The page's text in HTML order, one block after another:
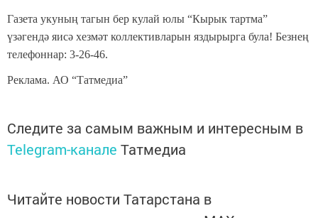
Газета укуның тагын бер кулай юлы “Кырык тартма”
үзәгендә яисә хезмәт коллективларын яздырырга була! Безнең
телефоннар: 3-26-46.
Реклама. АО “Татмедиа”
Следите за самым важным и интересным в
Telegram-канале Татмедиа
Читайте новости Татарстана в